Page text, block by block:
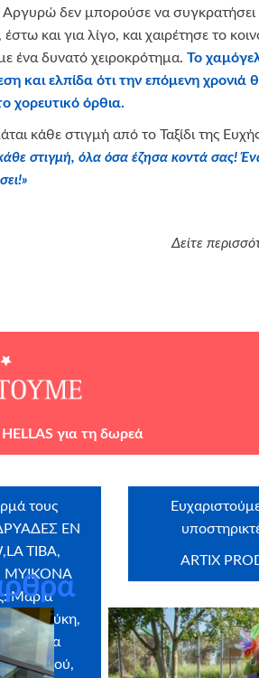
δεν μπορούσε να συγκρατήσει
και για λίγο, και χαιρέτησε το
ένα δυνατό χειροκρότημα. Το
και ελπίδα ότι την επόμενη χρονιά
χορευτικό όρθια.
κάθε στιγμή από το Ταξίδι της
στιγμή, όλα όσα έζησα κοντά σας!
Δείτε
για τη δωρεά
τους
ΕΝ
TIBA,
ΜΥΙΚΟΝΑ
Μαρία
Χαλμούκη,
Λαλεχού,
ARTIX